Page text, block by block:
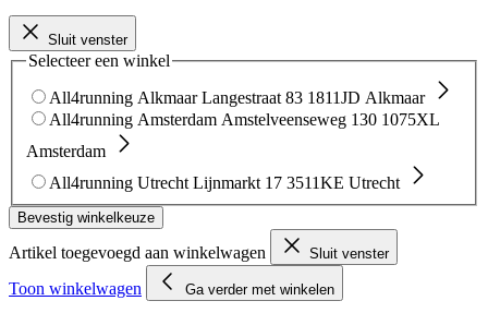
Sluit venster
Selecteer een winkel
All4running Alkmaar Langestraat 83 1811JD Alkmaar
All4running Amsterdam Amstelveenseweg 130 1075XL
Amsterdam
All4running Utrecht Lijnmarkt 17 3511KE Utrecht
Bevestig winkelkeuze
Artikel toegevoegd aan winkelwagen Sluit venster
Toon winkelwagen Ga verder met winkelen